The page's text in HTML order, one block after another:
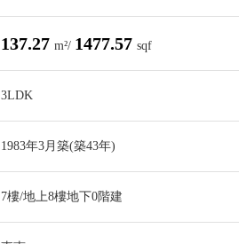
137.27 m²/ 1477.57 sqf
3LDK
1983年3月築(築43年)
7樓/地上8樓地下0階建